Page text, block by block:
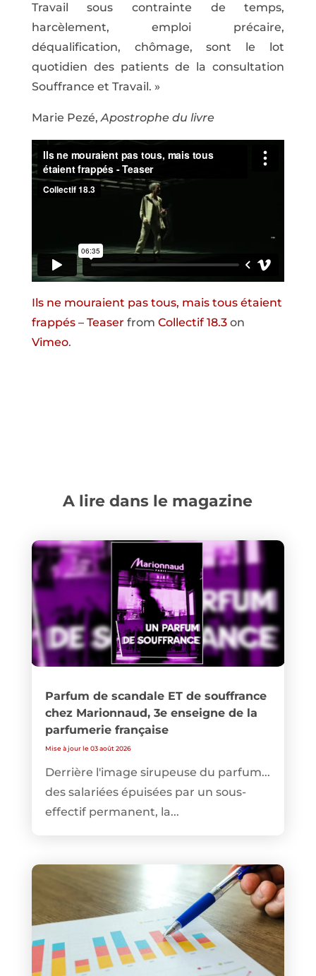
Travail sous contrainte de temps,
harcèlement, emploi précaire,
déqualification, chômage, sont le lot
quotidien des patients de la consultation
Souffrance et Travail. »
Marie Pezé,Apostrophe du livre
Ils ne mouraient pas tous, mais tous étaient
frappés – Teaser from Collectif 18.3on
Vimeo.
A lire dans le magazine
Parfum de scandale ET de souffrance
chez Marionnaud, 3e enseigne de la
parfumerie française
Mise à jour le 03 août 2026
Derrière l'image sirupeuse du parfum...
des salariées épuisées par un sous-
effectif permanent, la...